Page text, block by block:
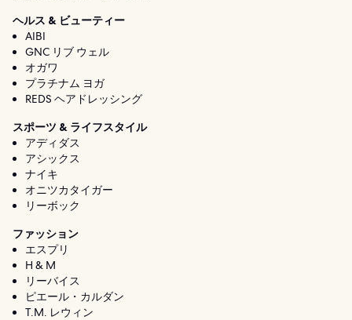
ヘルス & ビューティー
AIBI
GNC リブ ウェル
オガワ
プラチナム ヨガ
REDS ヘアドレッシング
スポーツ & ライフスタイル
アディダス
アシックス
ナイキ
オニツカタイガー
リーボック
ファッション
エスプリ
H & M
リーバイス
ピエール・カルダン
T.M. レウィン